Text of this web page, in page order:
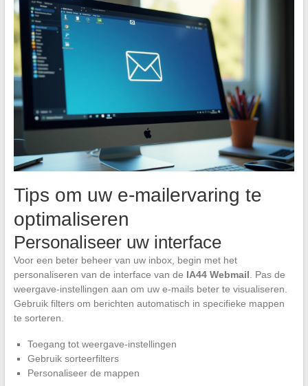
Tips om uw e-mailervaring te
optimaliseren
Personaliseer uw interface
Voor een beter beheer van uw inbox, begin met het
personaliseren van de interface van de IA44 Webmail. Pas de
weergave-instellingen aan om uw e-mails beter te visualiseren.
Gebruik filters om berichten automatisch in specifieke mappen
te sorteren.
Toegang tot weergave-instellingen
Gebruik sorteerfilters
Personaliseer de mappen